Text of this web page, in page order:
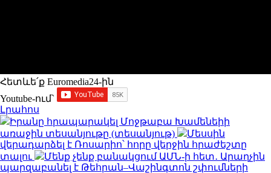
Հետևե՛ք Euromedia24-ին
Youtube-ում`
Լրահոս
Իրանը հրապարակել Մոջթաբա Խամենեիի
առաջին տեսանյութը (տեսանյութ)
Մեսսին
վերադարձել է Ռոսարիո՝ հորը վերջին հրաժեշտը
տալու
Մենք չենք բանակցում ԱՄՆ-ի հետ․ Արաղչին
պարզաբանել է Թեհրան–Վաշինգտոն շփումների